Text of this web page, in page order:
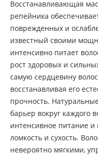
Восстанавливающая
репейника
поврежденных и
известный своими
интенсивно питает
рост здоровых и
самую сердцевину
восстанавливая его
прочность.
барьер вокруг каждого
интенсивное питание
ломкость и сухость.
невероятно мягкими,